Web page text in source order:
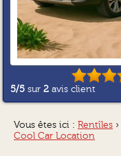
5/5 sur2 avis client
Vous êtes ici : Rentîles ›
Cool Car Location